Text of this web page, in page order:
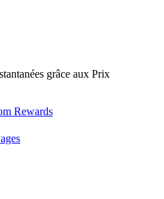
grâce aux Prix
Rewards